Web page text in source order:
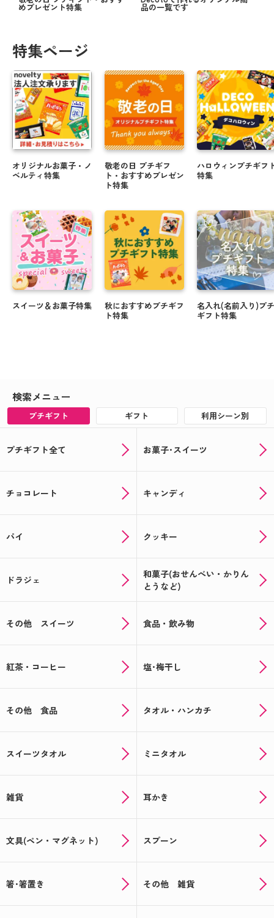
めプレゼント特集 品の一覧です
特集ページ
オリジナルお菓子・ノ
ベルティ特集
スイーツ＆お菓子特集
敬老の日 プチギフ
ト・おすすめプレゼン
ト特集
秋におすすめプチギフ
ト特集
ハロウィンプチギフ
特集
名入れ(名前入り)プチ
ギフト特集
検索メニュー
プチギフト ギフト 利用シーン別
プチギフト全て お菓子･スイーツ
チョコレート キャンディ
パイ クッキー
ドラジェ
和菓子(おせんべい・かりん
とうなど)
その他 スイーツ 食品・飲み物
紅茶・コーヒー 塩･梅干し
その他 食品 タオル・ハンカチ
スイーツタオル ミニタオル
雑貨 耳かき
文具(ペン・マグネット) スプーン
箸･箸置き その他 雑貨